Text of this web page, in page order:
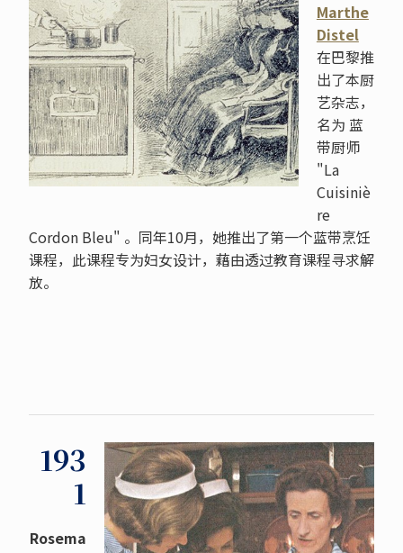
Marthe
Distel
在巴黎推
出了本厨
艺杂志，
名为 蓝
带厨师
"La
Cuisiniè
re
Cordon Bleu" 。同年10月，她推出了第一个蓝带烹饪
课程，此课程专为妇女设计，藉由透过教育课程寻求解
放。
193
1
Rosema